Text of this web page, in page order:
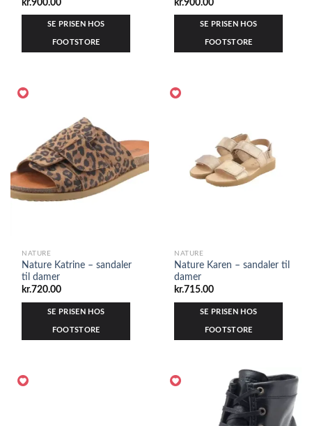
kr.900.00
SE PRISEN HOS
FOOTSTORE
kr.900.00
SE PRISEN HOS
FOOTSTORE
NATURE
Nature Katrine – sandaler
til damer
kr.720.00
SE PRISEN HOS
FOOTSTORE
NATURE
Nature Karen – sandaler til
damer
kr.715.00
SE PRISEN HOS
FOOTSTORE